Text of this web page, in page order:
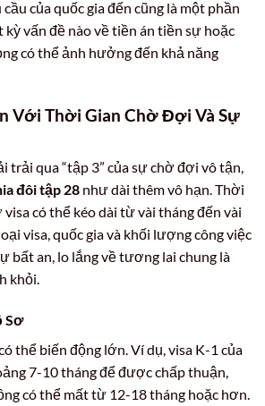
của quốc gia đến cũng là một phần
vấn đề nào về tiền án tiền sự hoặc
có thể ảnh hưởng đến khả năng
Với Thời Gian Chờ Đợi Và Sự
trải qua “tập 3” của sự chờ đợi vô tận,
đôi tập 28 như dài thêm vô hạn. Thời
có thể kéo dài từ vài tháng đến vài
visa, quốc gia và khối lượng công việc
bất an, lo lắng về tương lai chung là
khỏi.
Sơ
thể biến động lớn. Ví dụ, visa K-1 của
7-10 tháng để được chấp thuận,
có thể mất từ 12-18 tháng hoặc hơn.